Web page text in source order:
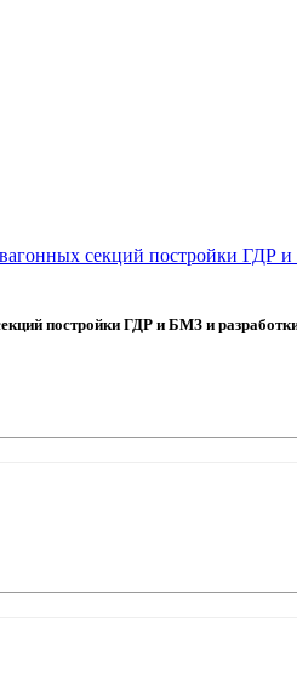
секций постройки
постройки ГДР и БМЗ и